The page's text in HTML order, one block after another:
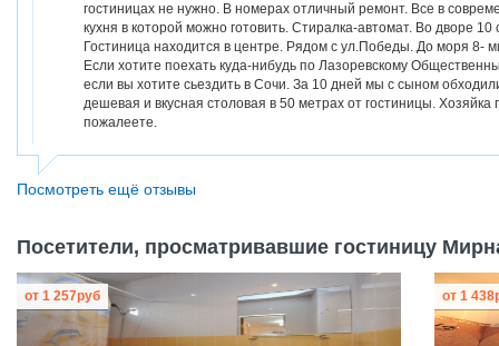
гостиницах не нужно. В номерах отличный ремонт. Все в
кухня в которой можно готовить. Стиралка-автомат. Во дворе
Гостиница находится в центре. Рядом с ул.Победы. До моря 8-
Если хотите поехать куда-нибудь по Лазоревскому
если вы хотите сьездить в Сочи. За 10 дней мы с сыном
дешевая и вкусная столовая в 50 метрах от гостиницы.
пожалеете.
Посмотреть ещё отзывы
Посетители, просматривавшие гостиницу
от 1 257руб от 1 438